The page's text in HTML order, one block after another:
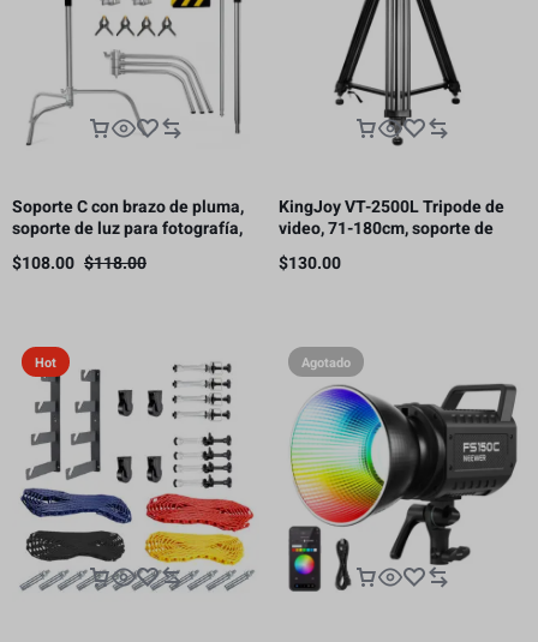
Soporte C con brazo de pluma,
soporte de luz para fotografía,
3.3 m, 10 kg de carga（Este
producto está sujeto a gastos
$118.00
$108.00
KingJoy VT-2500L Tripode de
video, 71-180cm, soporte de
carga 11kg.
$130.00
Hot Agotado